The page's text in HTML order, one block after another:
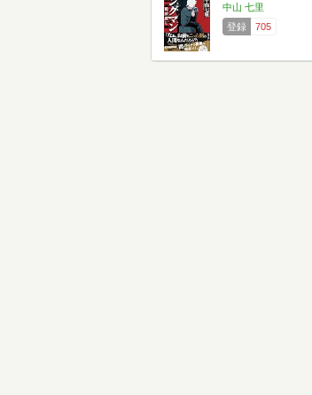
中山 七里
登録
705